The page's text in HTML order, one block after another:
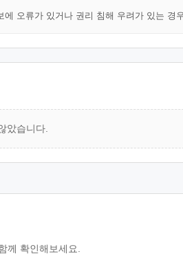
에 오류가 있거나 권리 침해 우려가 있는
았습니다.
께 확인해보세요.